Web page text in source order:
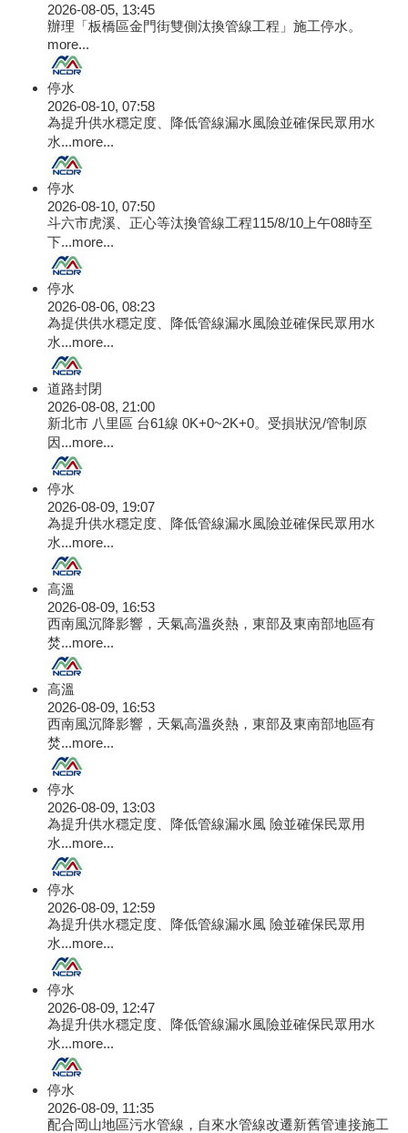
2026-08-05, 13:45
辦理「板橋區金門街雙側汰換管線工程」施工停水。
more...
停水
2026-08-10, 07:58
為提升供水穩定度、降低管線漏水風險並確保民眾用水
水...more...
停水
2026-08-10, 07:50
斗六市虎溪、正心等汰換管線工程115/8/10上午08時至
下...more...
停水
2026-08-06, 08:23
為提供供水穩定度、降低管線漏水風險並確保民眾用水
水...more...
道路封閉
2026-08-08, 21:00
新北市 八里區 台61線 0K+0~2K+0。受損狀況/管制原
因...more...
停水
2026-08-09, 19:07
為提升供水穩定度、降低管線漏水風險並確保民眾用水
水...more...
高溫
2026-08-09, 16:53
西南風沉降影響，天氣高溫炎熱，東部及東南部地區有
焚...more...
高溫
2026-08-09, 16:53
西南風沉降影響，天氣高溫炎熱，東部及東南部地區有
焚...more...
停水
2026-08-09, 13:03
為提升供水穩定度、降低管線漏水風 險並確保民眾用
水...more...
停水
2026-08-09, 12:59
為提升供水穩定度、降低管線漏水風 險並確保民眾用
水...more...
停水
2026-08-09, 12:47
為提升供水穩定度、降低管線漏水風險並確保民眾用水
水...more...
停水
2026-08-09, 11:35
配合岡山地區污水管線，自來水管線改遷新舊管連接施工